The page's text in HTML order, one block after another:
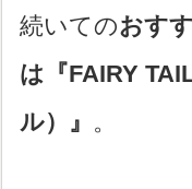
続いてのおす
は『FAIRY
ル）』 。